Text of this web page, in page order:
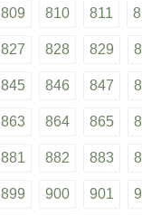
809 810 811
827 828 829
845 846 847
863 864 865
881 882 883
899 900 901